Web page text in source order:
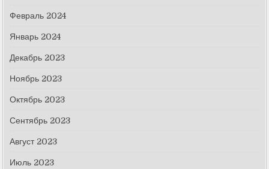
Февраль 2024
Январь 2024
Декабрь 2023
Ноябрь 2023
Октябрь 2023
Сентябрь 2023
Август 2023
Июль 2023